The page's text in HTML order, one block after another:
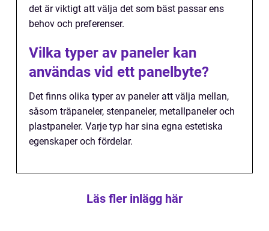
det är viktigt att välja det som bäst passar ens
behov och preferenser.
Vilka typer av paneler kan
användas vid ett panelbyte?
Det finns olika typer av paneler att välja mellan,
såsom träpaneler, stenpaneler, metallpaneler och
plastpaneler. Varje typ har sina egna estetiska
egenskaper och fördelar.
Läs fler inlägg här